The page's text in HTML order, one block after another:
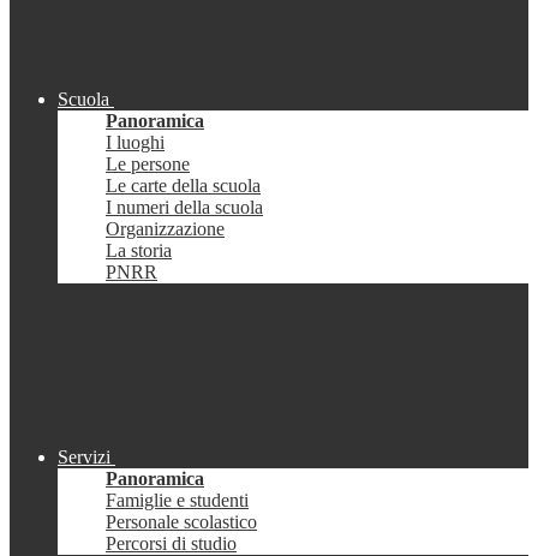
Scuola
Panoramica
I luoghi
Le persone
Le carte della scuola
I numeri della scuola
Organizzazione
La storia
PNRR
Servizi
Panoramica
Famiglie e studenti
Personale scolastico
Percorsi di studio